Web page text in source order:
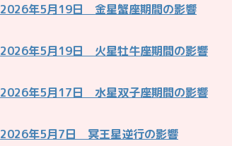
2026年5月19日 金星蟹座期間の影響
2026年5月19日 火星牡牛座期間の影響
2026年5月17日 水星双子座期間の影響
2026年5月7日 冥王星逆行の影響